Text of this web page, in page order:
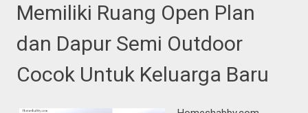
Memiliki Ruang Open Plan
dan Dapur Semi Outdoor
Cocok Untuk Keluarga Baru